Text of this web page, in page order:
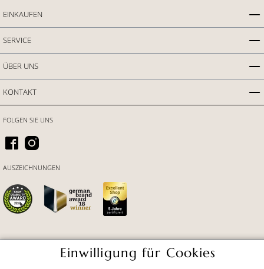
EINKAUFEN
SERVICE
ÜBER UNS
KONTAKT
FOLGEN SIE UNS
AUSZEICHNUNGEN
Einwilligung für Cookies